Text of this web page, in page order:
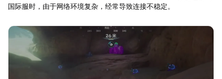
国际服时，由于网络环境复杂，经常导致连接不稳定。